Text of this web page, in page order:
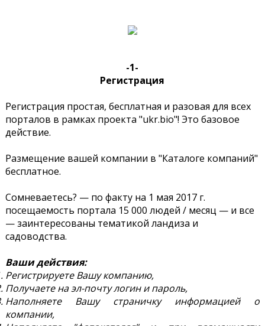
-1-
Регистрация
Регистрация простая, бесплатная и разовая для всех
порталов в рамках проекта "ukr.bio"! Это базовое
действие.
Размещение вашей компании в "Каталоге компаний"
бесплатное.
Сомневаетесь? — по факту на 1 мая 2017 г.
посещаемость портала 15 000 людей / месяц — и все
— заинтересованы тематикой ландиза и
садоводства.
Ваши действия:
Регистрируете Вашу компанию,
Получаете на эл-почту логин и пароль,
Наполняете Вашу страничку информацией о
компании,